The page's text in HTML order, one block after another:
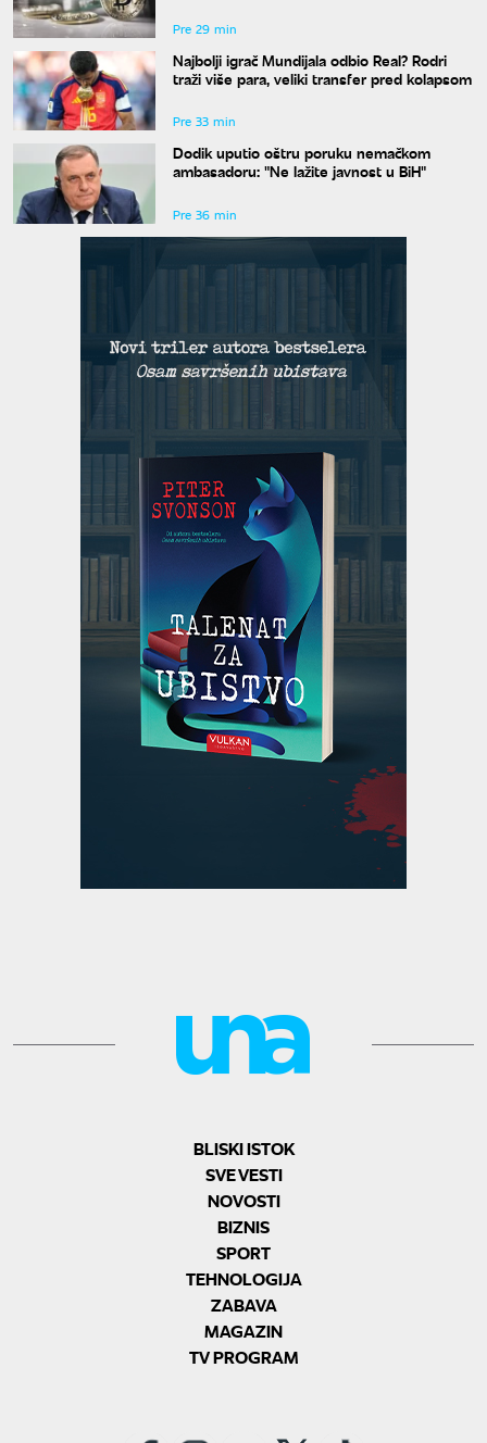
Pre 29 min
Najbolji igrač Mundijala odbio Real? Rodri
traži više para, veliki transfer pred kolapsom
Pre 33 min
Dodik uputio oštru poruku nemačkom
ambasadoru: "Ne lažite javnost u BiH"
Pre 36 min
BLISKI ISTOK
SVE VESTI
NOVOSTI
BIZNIS
SPORT
TEHNOLOGIJA
ZABAVA
MAGAZIN
TV PROGRAM